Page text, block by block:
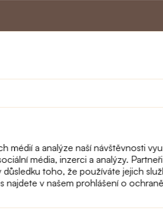
médií a analýze naší návštěvnosti
média, inzerci a analýzy.
důsledku toho, že používáte jejich
najdete v našem prohlášení o
program
O nás
text_faq